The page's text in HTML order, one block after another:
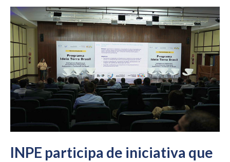
INPE participa de iniciativa que